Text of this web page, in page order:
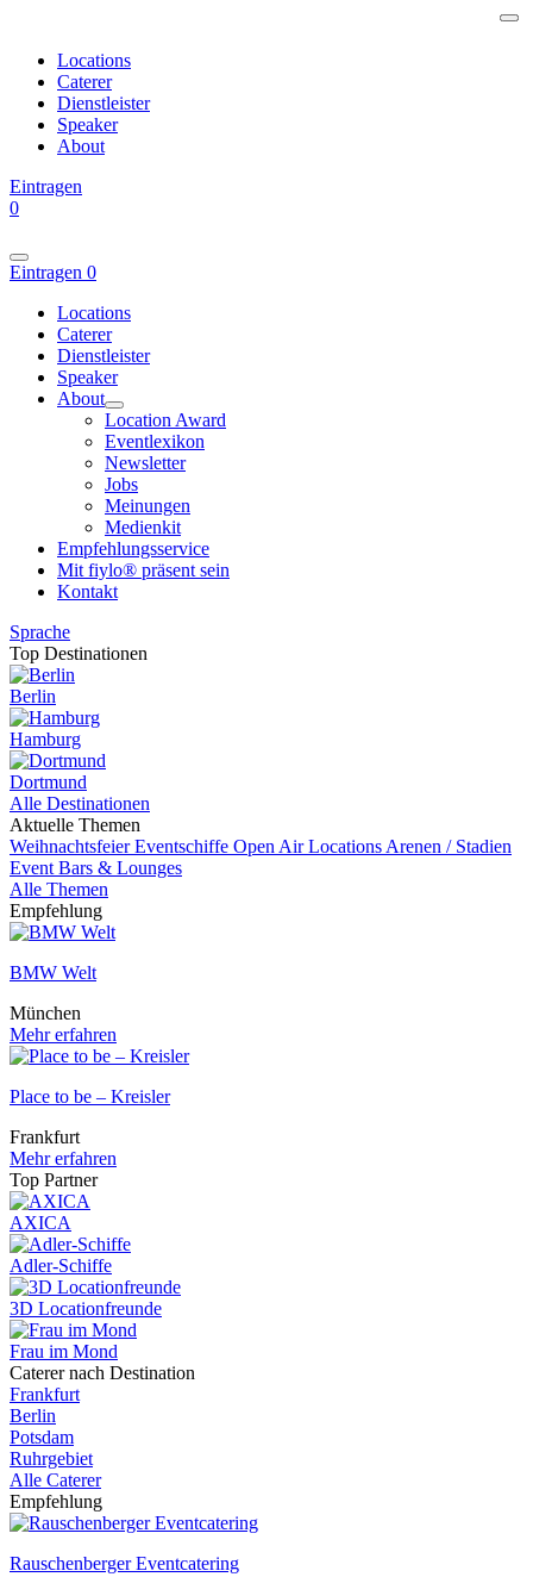
Locations
Caterer
Dienstleister
Speaker
About
Eintragen
0
Eintragen 0
Locations
Caterer
Dienstleister
Speaker
About
Location Award
Eventlexikon
Newsletter
Jobs
Meinungen
Medienkit
Empfehlungsservice
Mit fiylo® präsent sein
Kontakt
Sprache
Top Destinationen
Berlin
Hamburg
Dortmund
Alle Destinationen
Aktuelle Themen
WeihnachtsfeierEventschiffe Open Air Locations Arenen / Stadien
Event Bars & Lounges
Alle Themen
Empfehlung
BMW Welt
München
Mehr erfahren
Place to be – Kreisler
Frankfurt
Mehr erfahren
Top Partner
AXICA
Adler-Schiffe
3D Locationfreunde
Frau im Mond
Caterer nach Destination
Frankfurt
Berlin
Potsdam
Ruhrgebiet
Alle Caterer
Empfehlung
Rauschenberger Eventcatering